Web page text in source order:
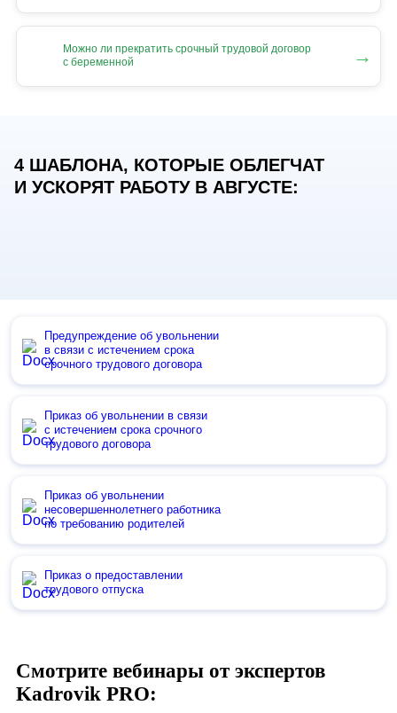
Можно ли прекратить срочный трудовой договор
с беременной
→
4 ШАБЛОНА, КОТОРЫЕ ОБЛЕГЧАТ
И УСКОРЯТ РАБОТУ В АВГУСТЕ:
Предупреждение об увольнении
в связи с истечением срока
срочного трудового договора
Приказ об увольнении в связи
с истечением срока срочного
трудового договора
Приказ об увольнении
несовершеннолетнего работника
по требованию родителей
Приказ о предоставлении
трудового отпуска
Смотрите вебинары от экспертов
Kadrovik PRO: